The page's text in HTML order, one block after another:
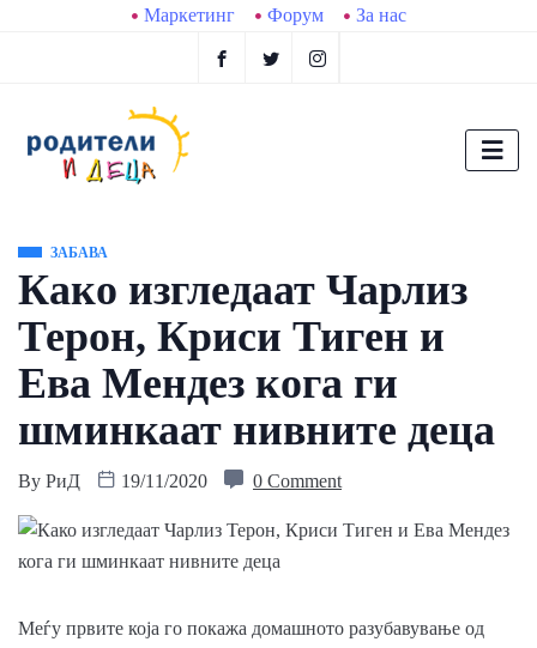
Маркетинг Форум За нас
ЗАБАВА
Како изгледаат Чарлиз
Терон, Криси Тиген и
Ева Мендез кога ги
шминкаат нивните деца
By РиД 19/11/2020 0 Comment
Меѓу првите која го покажа домашното разубавување од